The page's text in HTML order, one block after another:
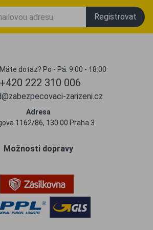
Registrovat
Máte dotaz? Po - Pá: 9:00 - 18:00
+420 222 310 006
zarizeni.cz
Adresa
1162/86, 130 00 Praha 3
Možnosti dopravy